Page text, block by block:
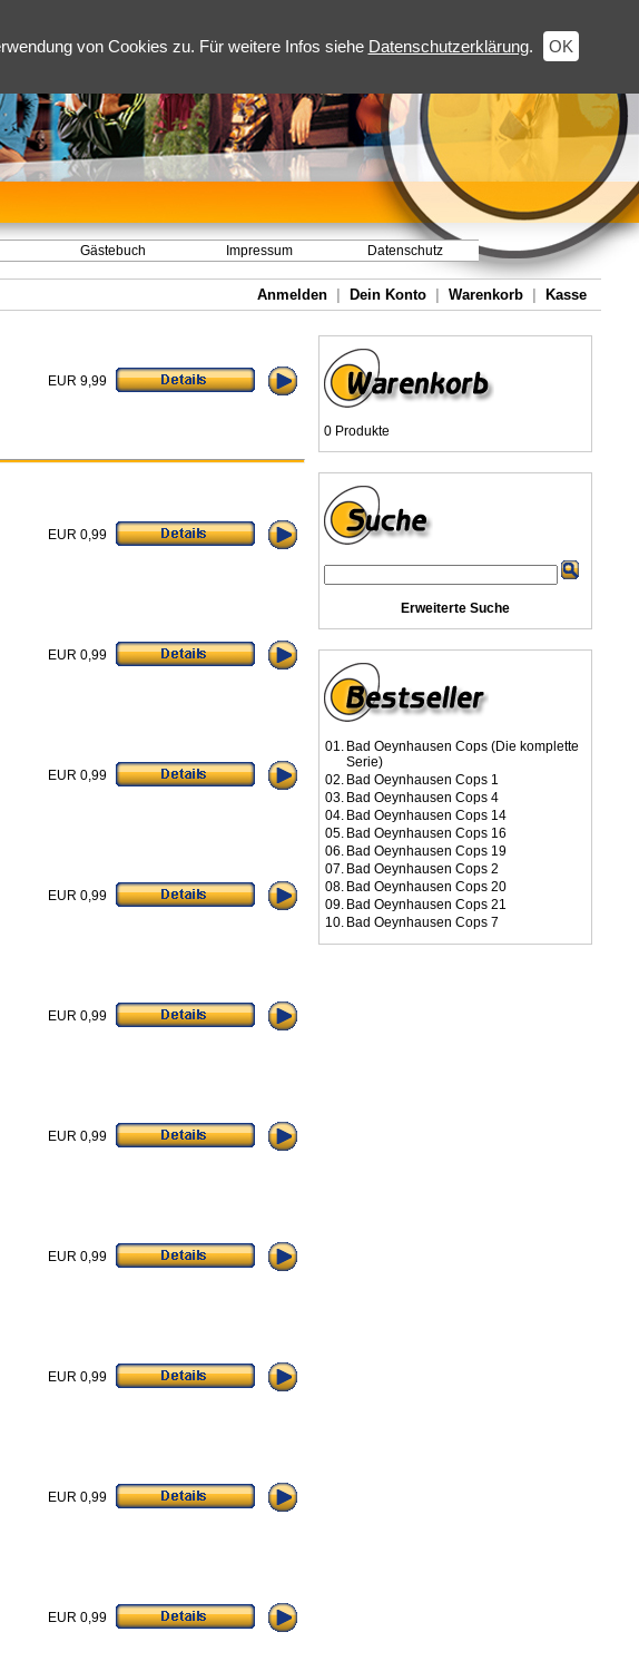
von Cookies zu. Für weitere Infos siehe Datenschutzerklärung. OK
Gästebuch Impressum Datenschutz
Anmelden Dein Konto Warenkorb Kasse
EUR 9,99
EUR 0,99
EUR 0,99
EUR 0,99
EUR 0,99
EUR 0,99
EUR 0,99
EUR 0,99
EUR 0,99
EUR 0,99
EUR 0,99
0 Produkte
Erweiterte Suche
01. Bad Oeynhausen Cops (Die komplette
Serie)
02. Bad Oeynhausen Cops 1
03. Bad Oeynhausen Cops 4
04. Bad Oeynhausen Cops 14
05. Bad Oeynhausen Cops 16
06. Bad Oeynhausen Cops 19
07. Bad Oeynhausen Cops 2
08. Bad Oeynhausen Cops 20
09. Bad Oeynhausen Cops 21
10. Bad Oeynhausen Cops 7